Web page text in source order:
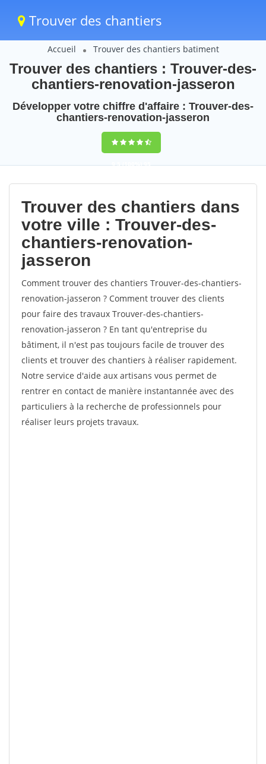
Trouver des chantiers
Accueil Trouver des chantiers batiment
Trouver des chantiers : Trouver-des-
chantiers-renovation-jasseron
Développer votre chiffre d'affaire : Trouver-des-
chantiers-renovation-jasseron
9,5(100%)95
votes
Trouver des chantiers dans
votre ville : Trouver-des-
chantiers-renovation-
jasseron
Comment trouver des chantiers Trouver-des-chantiers-
renovation-jasseron ? Comment trouver des clients
pour faire des travaux Trouver-des-chantiers-
renovation-jasseron ? En tant qu'entreprise du
bâtiment, il n'est pas toujours facile de trouver des
clients et trouver des chantiers à réaliser rapidement.
Notre service d'aide aux artisans vous permet de
rentrer en contact de manière instantannée avec des
particuliers à la recherche de professionnels pour
réaliser leurs projets travaux.